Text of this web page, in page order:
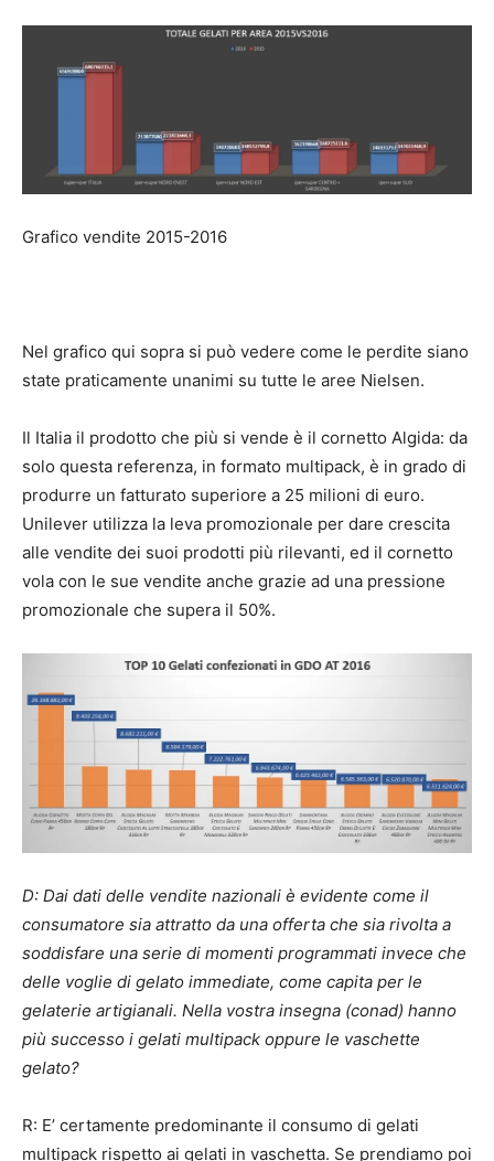
Grafico vendite 2015-2016
Nel grafico qui sopra si può vedere come le perdite siano
state praticamente unanimi su tutte le aree Nielsen.
Il Italia il prodotto che più si vende è il cornetto Algida: da
solo questa referenza, in formato multipack, è in grado di
produrre un fatturato superiore a 25 milioni di euro.
Unilever utilizza la leva promozionale per dare crescita
alle vendite dei suoi prodotti più rilevanti, ed il cornetto
vola con le sue vendite anche grazie ad una pressione
promozionale che supera il 50%.
D: Dai dati delle vendite nazionali è evidente come il
consumatore sia attratto da una offerta che sia rivolta a
soddisfare una serie di momenti programmati invece che
delle voglie di gelato immediate, come capita per le
gelaterie artigianali. Nella vostra insegna (conad) hanno
più successo i gelati multipack oppure le vaschette
gelato?
R: E’ certamente predominante il consumo di gelati
multipack rispetto ai gelati in vaschetta. Se prendiamo poi